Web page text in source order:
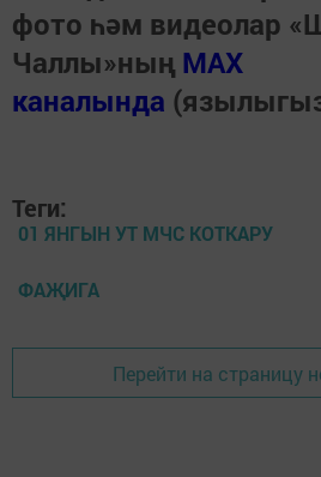
фото һәм видеолар
Чаллы»ның MAX
каналында
Теги:
01 ЯНГЫН УТ МЧС КОТКАРУ
ФАҖИГА
Перейти на страницу